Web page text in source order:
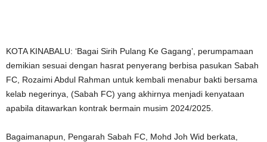
KOTA KINABALU: ‘Bagai Sirih Pulang Ke Gagang’, perumpamaan
demikian sesuai dengan hasrat penyerang berbisa pasukan Sabah
FC, Rozaimi Abdul Rahman untuk kembali menabur bakti bersama
kelab negerinya, (Sabah FC) yang akhirnya menjadi kenyataan
apabila ditawarkan kontrak bermain musim 2024/2025.
Bagaimanapun, Pengarah Sabah FC, Mohd Joh Wid berkata,